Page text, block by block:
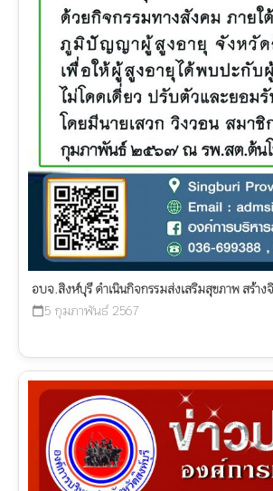
อบจ.สิงห์บุรี ดำเนินกิจกรรมส่งเสริมสุขภาพ สร้า
calendar_today 5 กุมภาพันธ์ 2567